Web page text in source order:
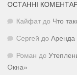
ОСТАННІ
Кайфат до Что
Сергей до Аренда
Роман до
Окна»